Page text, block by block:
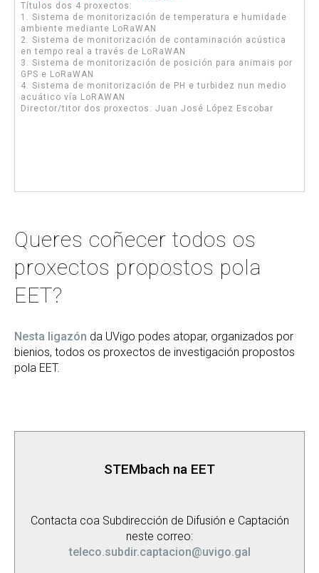
Títulos dos 4 proxectos:
1. Sistema de monitorización de temperatura e humidade
ambiente mediante LoRaWAN
2. Sistema de monitorización de contaminación acústica
en tempo real a través de LoRaWAN
3. Sistema de monitorización de posición para animais por
GPS e LoRaWAN
4. Sistema de monitorización de PH e turbidez nun medio
acuático vía LoRAWAN
Director/titor dos proxectos: Juan José López Escobar
Queres coñecer todos os
proxectos propostos pola
EET?
Nesta ligazón da UVigo podes atopar, organizados por
bienios, todos os proxectos de investigación propostos
pola EET.
STEMbach na EET
Contacta coa Subdirección de Difusión e Captación
neste correo:
teleco.subdir.captacion@uvigo.gal